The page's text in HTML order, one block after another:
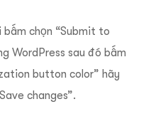
bấm chọn “Submit to
WordPress sau đó bấm
button color” hãy
changes”.